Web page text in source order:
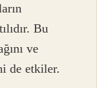
Bu
ve
de etkiler.